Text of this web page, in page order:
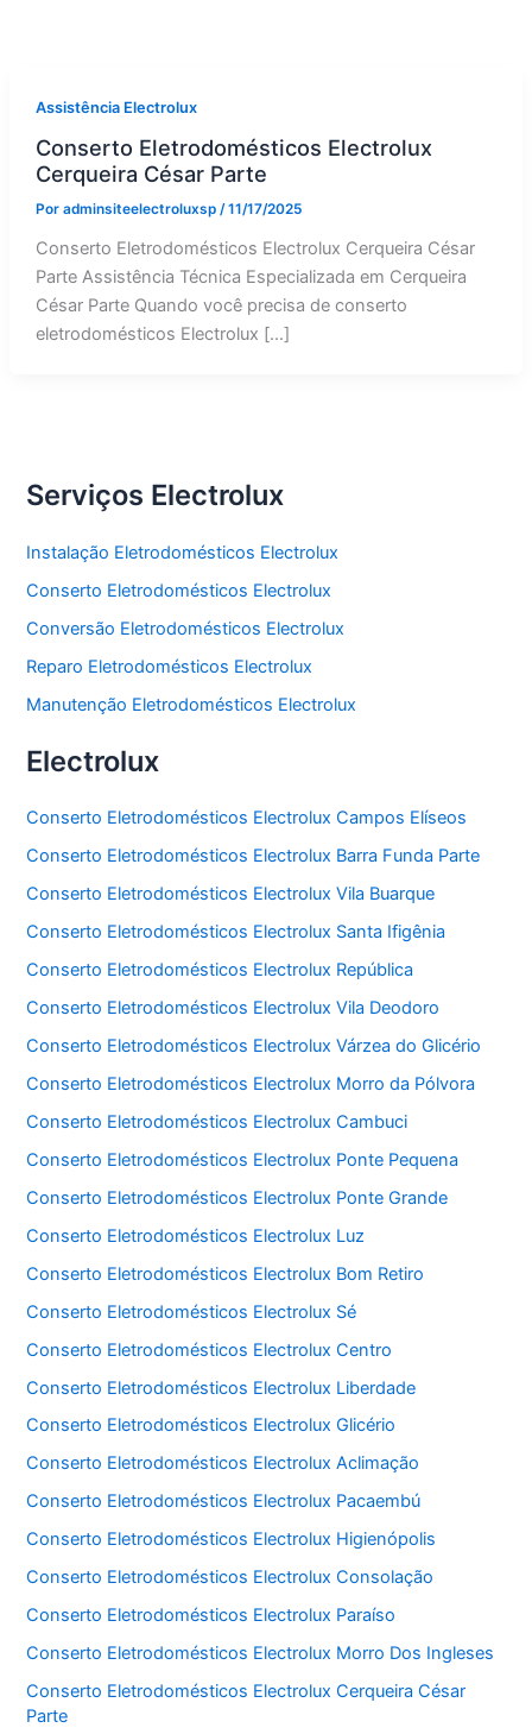
Assistência Electrolux
Conserto Eletrodomésticos Electrolux
Cerqueira César Parte
Por adminsiteelectroluxsp /11/17/2025
Conserto Eletrodomésticos Electrolux Cerqueira César
Parte Assistência Técnica Especializada em Cerqueira
César Parte Quando você precisa de conserto
eletrodomésticos Electrolux […]
Serviços Electrolux
Instalação Eletrodomésticos Electrolux
Conserto Eletrodomésticos Electrolux
Conversão Eletrodomésticos Electrolux
Reparo Eletrodomésticos Electrolux
Manutenção Eletrodomésticos Electrolux
Electrolux
Conserto Eletrodomésticos Electrolux Campos Elíseos
Conserto Eletrodomésticos Electrolux Barra Funda Parte
Conserto Eletrodomésticos Electrolux Vila Buarque
Conserto Eletrodomésticos Electrolux Santa Ifigênia
Conserto Eletrodomésticos Electrolux República
Conserto Eletrodomésticos Electrolux Vila Deodoro
Conserto Eletrodomésticos Electrolux Várzea do Glicério
Conserto Eletrodomésticos Electrolux Morro da Pólvora
Conserto Eletrodomésticos Electrolux Cambuci
Conserto Eletrodomésticos Electrolux Ponte Pequena
Conserto Eletrodomésticos Electrolux Ponte Grande
Conserto Eletrodomésticos Electrolux Luz
Conserto Eletrodomésticos Electrolux Bom Retiro
Conserto Eletrodomésticos Electrolux Sé
Conserto Eletrodomésticos Electrolux Centro
Conserto Eletrodomésticos Electrolux Liberdade
Conserto Eletrodomésticos Electrolux Glicério
Conserto Eletrodomésticos Electrolux Aclimação
Conserto Eletrodomésticos Electrolux Pacaembú
Conserto Eletrodomésticos Electrolux Higienópolis
Conserto Eletrodomésticos Electrolux Consolação
Conserto Eletrodomésticos Electrolux Paraíso
Conserto Eletrodomésticos Electrolux Morro Dos Ingleses
Conserto Eletrodomésticos Electrolux Cerqueira César
Parte